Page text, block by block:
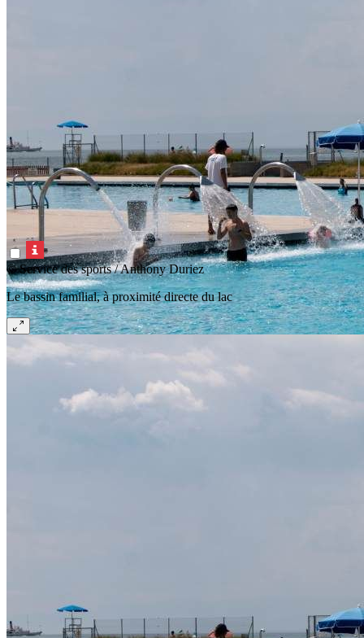
© Service des sports / Anthony Duriez
Le bassin familial, à proximité directe du lac